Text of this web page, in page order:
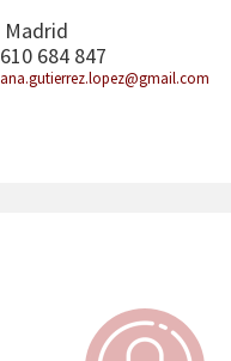
Madrid
610 684 847
ana.gutierrez.lopez@gmail.com